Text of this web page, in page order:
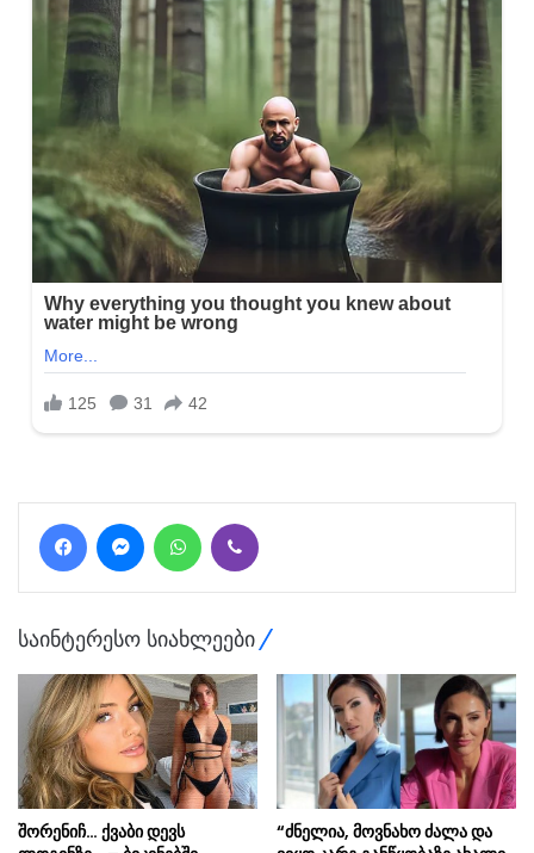
FacebookMessengerWhatsApp
საინტერესო სიახლეები
შორენიჩ… ქვაბი დევს
“ძნელია, მოვნახო ძალა და